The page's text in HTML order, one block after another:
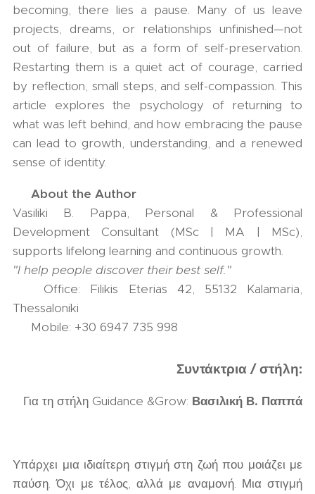
becoming, there lies a pause. Many of us leave
projects, dreams, or relationships unfinished—not
out of failure, but as a form of self-preservation.
Restarting them is a quiet act of courage, carried
by reflection, small steps, and self-compassion. This
article explores the psychology of returning to
what was left behind, and how embracing the pause
can lead to growth, understanding, and a renewed
sense of identity.
About the Author
Vasiliki B. Pappa, Personal & Professional
Development Consultant (MSc | MA | MSc),
supports lifelong learning and continuous growth.
"I help people discover their best self."
📍 Office: Filikis Eterias 42, 55132 Kalamaria,
Thessaloniki
📞 Mobile: +30 6947 735 998
Συντάκτρια / στήλη:
Για τη στήλη Guidance &Grow: Βασιλική Β. Παππά
Υπάρχει μια ιδιαίτερη στιγμή στη ζωή που μοιάζει με
παύση. Όχι με τέλος, αλλά με αναμονή. Μια στιγμή